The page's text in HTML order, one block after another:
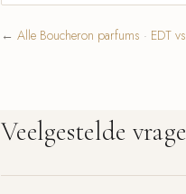
← Alle Boucheron parfums · EDT
Veelgestelde